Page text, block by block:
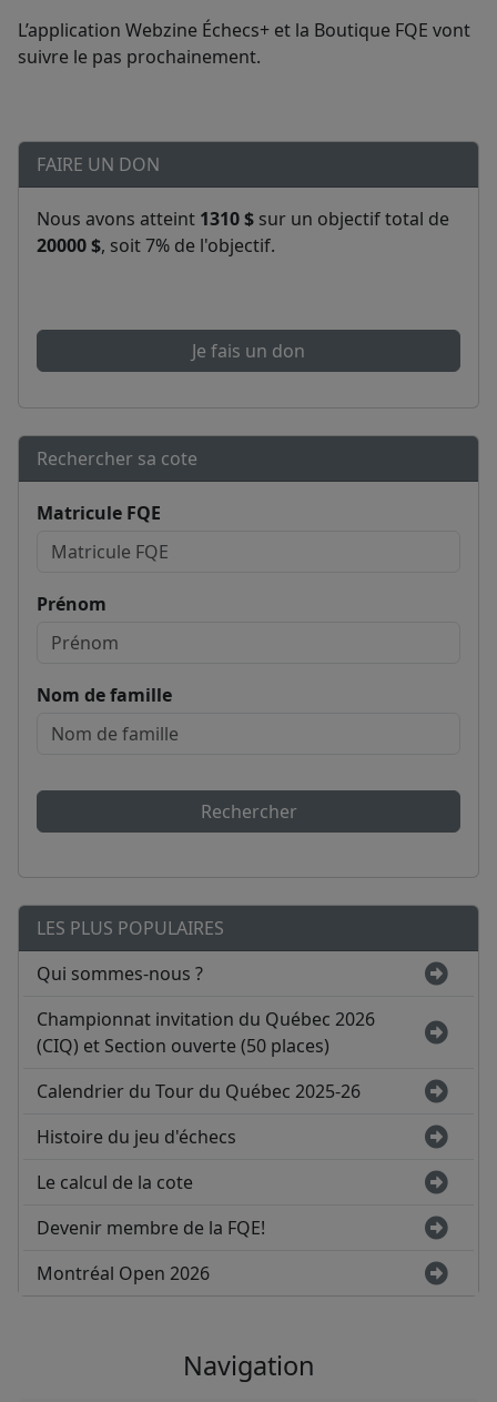
L’application Webzine Échecs+ et la Boutique FQE vont
suivre le pas prochainement.
FAIRE UN DON
Nous avons atteint 1310 $ sur un objectif total de
20000 $, soit 7% de l'objectif.
Je fais un don
Rechercher sa cote
Matricule FQE
Prénom
Nom de famille
Rechercher
LES PLUS POPULAIRES
Qui sommes-nous ?
Championnat invitation du Québec 2026
(CIQ) et Section ouverte (50 places)
Calendrier du Tour du Québec 2025-26
Histoire du jeu d'échecs
Le calcul de la cote
Devenir membre de la FQE!
Montréal Open 2026
Navigation